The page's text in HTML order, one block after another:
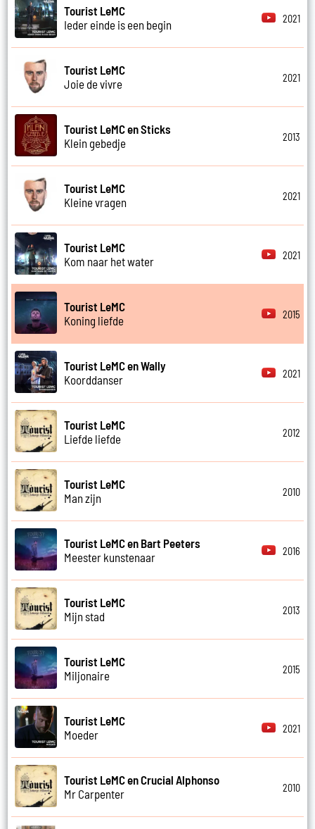
Tourist LeMC
Ieder einde is een begin
2021
Tourist LeMC
Joie de vivre
2021
Tourist LeMC en Sticks
Klein gebedje
2013
Tourist LeMC
Kleine vragen
2021
Tourist LeMC
Kom naar het water
2021
Tourist LeMC
Koning liefde
2015
Tourist LeMC en Wally
Koorddanser
2021
Tourist LeMC
Liefde liefde
2012
Tourist LeMC
Man zijn
2010
Tourist LeMC en Bart Peeters
Meester kunstenaar
2016
Tourist LeMC
Mijn stad
2013
Tourist LeMC
Miljonaire
2015
Tourist LeMC
Moeder
2021
Tourist LeMC en Crucial Alphonso
Mr Carpenter
2010